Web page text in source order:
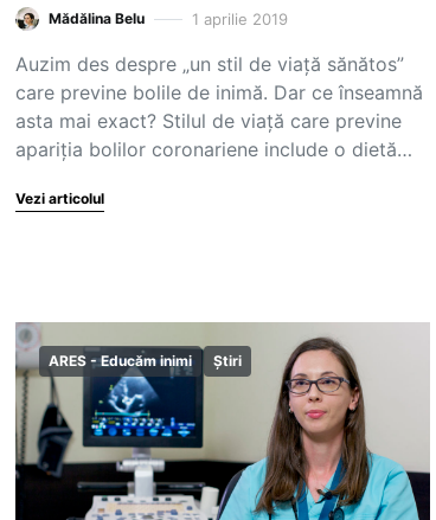
Mădălina Belu 1 aprilie 2019
Auzim des despre „un stil de viață sănătos”
care previne bolile de inimă. Dar ce înseamnă
asta mai exact? Stilul de viață care previne
apariția bolilor coronariene include o dietă…
Vezi articolul
ARES - Educăm inimi Știri